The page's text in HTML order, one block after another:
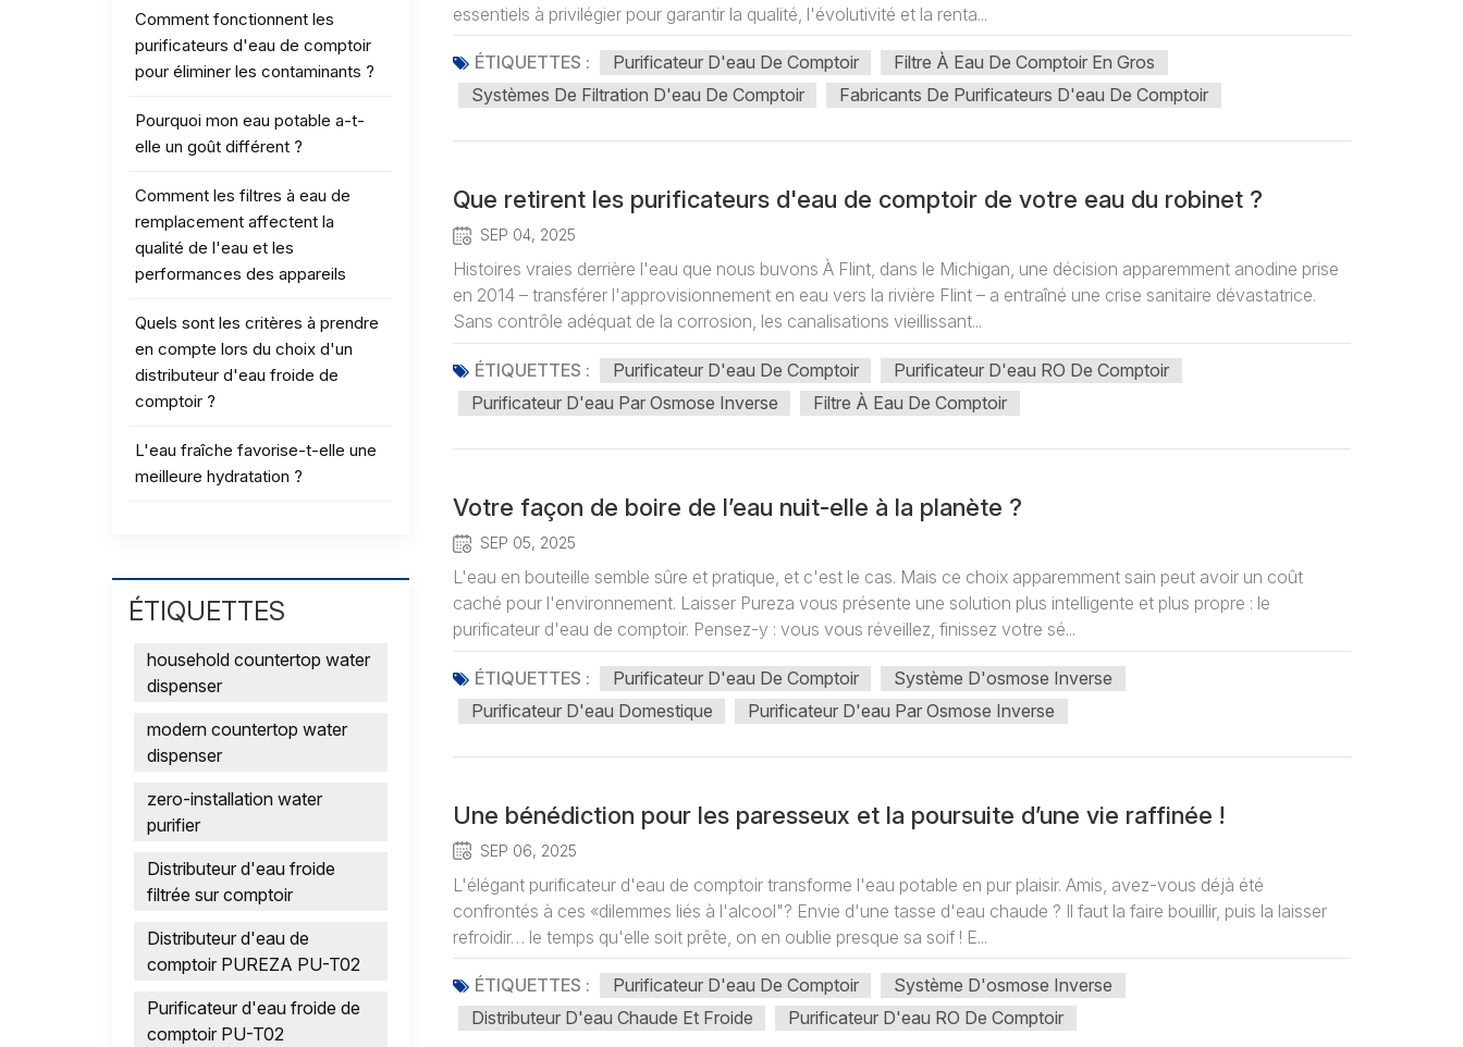
essentiels à privilégier pour garantir la qualité, l'évolutivité et la renta...
ÉTIQUETTES : Purificateur D'eau De Comptoir
Filtre À Eau De Comptoir En Gros
Systèmes De Filtration D'eau De Comptoir
Fabricants De Purificateurs D'eau De Comptoir
Que retirent les purificateurs d'eau de comptoir de votre eau du robinet ?
SEP 04, 2025
Histoires vraies derrière l'eau que nous buvons À Flint, dans le Michigan, une décision apparemment anodine prise
en 2014 – transférer l'approvisionnement en eau vers la rivière Flint – a entraîné une crise sanitaire dévastatrice.
Sans contrôle adéquat de la corrosion, les canalisations vieillissant...
ÉTIQUETTES : Purificateur D'eau De Comptoir
Purificateur D'eau RO De Comptoir
Purificateur D'eau Par Osmose Inverse
Filtre À Eau De Comptoir
Votre façon de boire de l’eau nuit-elle à la planète ?
SEP 05, 2025
L'eau en bouteille semble sûre et pratique, et c'est le cas. Mais ce choix apparemment sain peut avoir un coût
caché pour l'environnement. Laisser Pureza vous présente une solution plus intelligente et plus propre : le
purificateur d'eau de comptoir. Pensez-y : vous vous réveillez, finissez votre sé...
ÉTIQUETTES : Purificateur D'eau De Comptoir
Système D'osmose Inverse
Purificateur D'eau Domestique
Purificateur D'eau Par Osmose Inverse
Une bénédiction pour les paresseux et la poursuite d’une vie raffinée !
SEP 06, 2025
L'élégant purificateur d'eau de comptoir transforme l'eau potable en pur plaisir. Amis, avez-vous déjà été
confrontés à ces «dilemmes liés à l'alcool"? Envie d'une tasse d'eau chaude ? Il faut la faire bouillir, puis la laisser
refroidir… le temps qu'elle soit prête, on en oublie presque sa soif ! E...
ÉTIQUETTES : Purificateur D'eau De Comptoir
Système D'osmose Inverse
Distributeur D'eau Chaude Et Froide
Purificateur D'eau RO De Comptoir
Comment fonctionnent les
purificateurs d'eau de comptoir
pour éliminer les contaminants ?
Pourquoi mon eau potable a-t-
elle un goût différent ?
Comment les filtres à eau de
remplacement affectent la
qualité de l'eau et les
performances des appareils
Quels sont les critères à prendre
en compte lors du choix d'un
distributeur d'eau froide de
comptoir ?
L'eau fraîche favorise-t-elle une
meilleure hydratation ?
ÉTIQUETTES
household countertop water
dispenser
modern countertop water
dispenser
zero-installation water
purifier
Distributeur d'eau froide
filtrée sur comptoir
Distributeur d'eau de
comptoir PUREZA PU-T02
Purificateur d'eau froide de
comptoir PU-T02